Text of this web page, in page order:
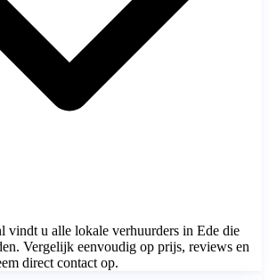
vindt u alle lokale verhuurders in Ede die
Vergelijk eenvoudig op prijs, reviews en
direct contact op.